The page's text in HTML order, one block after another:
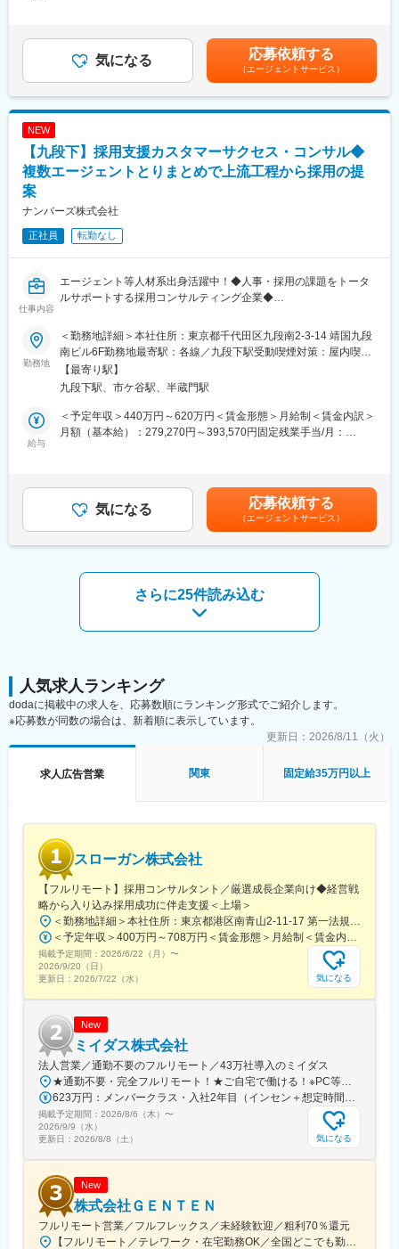
・店舗・別職種への利用拡大提案
・ユーザー数1,000万人超の社会インフラを自ら成長させる経験が
・新規領域（物流・小売DX・Fintechなど）の拡大に関わる機会
が大きい
・年齢・年次関係なくリーダー・マネージャーに抜擢される機会
ャリア支援を通じて、「若者が未来に希望をいだける社会」の実
現を目指しています。
ムチェンジャーを求めています。
・営業戦略や品質向上施策の立案・実行
・メンバー育成、1on1、同行支援
・組織運営、エンゲージメント向上
・採用活動、オンボーディング改善
▼このポジションの魅力
・業界トップシェア獲得を目指す成長環境
・就活生の9割が利用する事業アセットの活用
・採用市場の変革を自ら推進できる経験
▼当社について
2011年創業、2018年東証グロース上場。「社会的負債を、次世代
の可能性に。」を掲げ、人材・エネルギー・ファイナンス・地方
就活会議・みん就など国内有数の就活メディアを運営し、各事業
領域でNo.1を目指しています。
給：年2回※リモートワーク手当（会社規定に基づき別途支給）賃
金はあくまでも目安の金額であり、選考を通じて上下する可能性
があります。月給(月額)は固定手当を含めた表記です。
気になる 応募依頼する
（エージェントサービス）
NEW
【九段下】採用支援カスタマーサクセス・コンサル◆
複数エージェントとりまとめで上流工程から採用の提
案
ナンバーズ株式会社
正社員 転勤なし
仕事内容
エージェント等人材系出身活躍中！◆人事・採用の課題をトータ
ルサポートする採用コンサルティング企業◆
■業務について
顧客の採用成功に向けて、自社サービス「エージェントネットワ
ークサービス」のプロジェクト管理や顧客折衝業務をお任せいた
します。
■業務詳細：
・エージェントのとりまとめ役の立ち位置になるため、より上流
の工程から提案を行うことができます。
グ的な側面も持ち合わせています。
＜具体的には＞
・担当プロジェクトにおけるエージェント管理（例：エージェン
・顧客折衝（例：レポート作成、新規提案）
※「エージェントネットワークサービス（ANS）」は、当社が提携
している全国5000社以上のエージェント（人材紹介会社）のデー
タベースからマッチ度の高いエージェントを選定し、顧客の求人
■当社の強み：
◎業界を問わない幅広い採用支援データ/ナレッジを活用したソリ
ューション
◎CX＜応募者体験＞を中心概念とした独自メソッド
・提携エージェント5000社による母集団形成
協業体制
■同社について：
業界のパイオニアとして、採用における母集団形成から内定者フ
ォローまでの全プロセスを一気通貫でご支援できる体制（エージ
ェントネットワーク、フリーランスネットワーク、社内コールセ
ンター）を築けている点が当社の最大の強みであり、後発ながら
も急成長を果たすことができております。
勤務地
＜勤務地詳細＞本社住所：東京都千代田区九段南2-3-14 靖国九段
南ビル6F勤務地最寄駅：各線／九段下駅受動喫煙対策：屋内喫煙
可能場所あり
【最寄り駅】
九段下駅、市ケ谷駅、半蔵門駅
給与
＜予定年収＞440万円～620万円＜賃金形態＞月給制＜賃金内訳＞
月額（基本給）：279,270円～393,570円固定残業手当/月：
待遇については、ご経験やスキルを考慮の上、決定いたします。■
賞与：別途、業績賞与あり■昇給補足：半年に一度昇給のチャンス
あり賃金はあくまでも目安の金額であり、選考を通じて上下する
可能性があります。月給(月額)は固定手当を含めた表記です。
気になる 応募依頼する
（エージェントサービス）
さらに25件読み込む
人気求人ランキング
dodaに掲載中の求人を、応募数順にランキング形式でご紹介します。
※応募数が同数の場合は、新着順に表示しています。
更新日： 2026/8/11（火）
求人広告営業 関東 固定給35万円以上
スローガン株式会社
【フルリモート】採用コンサルタント／厳選成長企業向け◆経営戦
略から入り込み採用成功に伴走支援＜上場＞
掲載予定期間： 2026/6/22（月） 〜
2026/9/20（日）
更新日： 2026/7/22（水） 気になる
New
ミイダス株式会社
法人営業／通勤不要のフルリモート／43万社導入のミイダス
掲載予定期間： 2026/8/6（木） 〜
2026/9/9（水）
更新日： 2026/8/8（土） 気になる
New
株式会社ＧＥＮＴＥＮ
フルリモート営業／フルフレックス／未経験歓迎／粗利70％還元